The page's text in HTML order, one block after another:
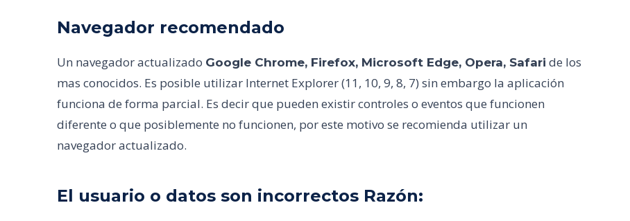
Navegador recomendado
Un navegador actualizado Google Chrome, Firefox, Microsoft Edge, Opera, Safari de los
mas conocidos. Es posible utilizar Internet Explorer (11, 10, 9, 8, 7) sin embargo la aplicación
funciona de forma parcial. Es decir que pueden existir controles o eventos que funcionen
diferente o que posiblemente no funcionen, por este motivo se recomienda utilizar un
navegador actualizado.
El usuario o datos son incorrectos Razón: